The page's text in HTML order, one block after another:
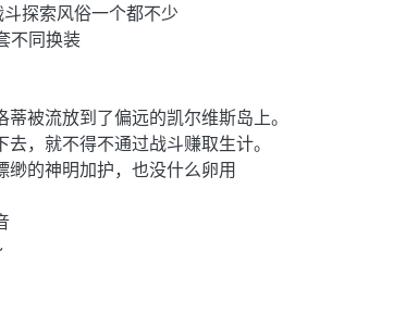
探索风俗一个都不少
不同换装
被流放到了偏远的凯尔维斯岛上。
，就不得不通过战斗赚取生计。
的神明加护，也没什么卵用